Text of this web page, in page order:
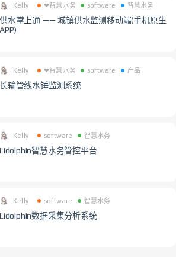
Kelly ❤智慧水务 software 智慧水务
供水掌上通 —— 城镇供水监测移动端(手机原生
APP)
Kelly ❤智慧水务 software 产品
长输管线水锤监测系统
Kelly software 智慧水务
Lidolphin智慧水务管控平台
Kelly software 智慧水务
Lidolphin数据采集分析系统